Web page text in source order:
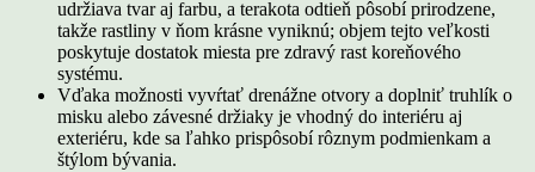
udržiava tvar aj farbu, a terakota odtieň pôsobí prirodzene,
takže rastliny v ňom krásne vyniknú; objem tejto veľkosti
poskytuje dostatok miesta pre zdravý rast koreňového
systému.
Vďaka možnosti vyvŕtať drenážne otvory a doplniť truhlík o
misku alebo závesné držiaky je vhodný do interiéru aj
exteriéru, kde sa ľahko prispôsobí rôznym podmienkam a
štýlom bývania.